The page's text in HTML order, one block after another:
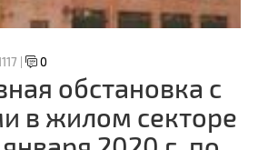
| 0
обстановка с
в жилом секторе